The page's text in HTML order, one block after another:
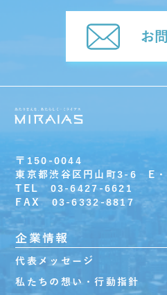
お
〒150-0044
東京都渋谷区円山町3-6 E・
TEL 03-6427-6621
FAX 03-6332-8817
企業情報
代表メッセージ
私たちの想い・行動指針